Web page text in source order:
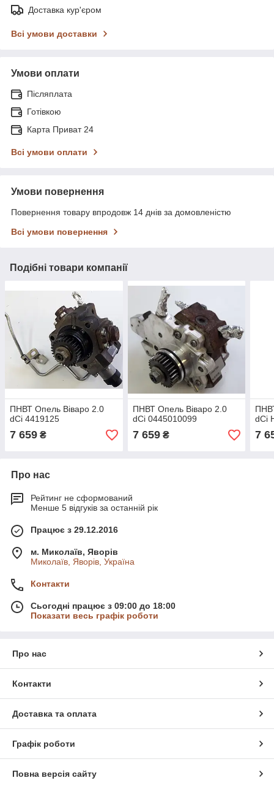
Доставка кур'єром
Всі умови доставки
Умови оплати
Післяплата
Готівкою
Карта Приват 24
Всі умови оплати
Умови повернення
Повернення товару впродовж 14 днів за домовленістю
Всі умови повернення
Подібні товари компанії
ПНВТ Опель Віваро 2.0
dCi 4419125
7 659 ₴
ПНВТ Опель Віваро 2.0
dCi 0445010099
7 659₴
dCi
7
Про нас
Рейтинг не сформований
Менше 5 відгуків за останній рік
Працює з 29.12.2016
м. Миколаїв, Яворів
Миколаїв, Яворів, Україна
Контакти
Сьогодні працює з 09:00 до 18:00
Показати весь графік роботи
Про нас
Контакти
Доставка та оплата
Графік роботи
Повна версія сайту